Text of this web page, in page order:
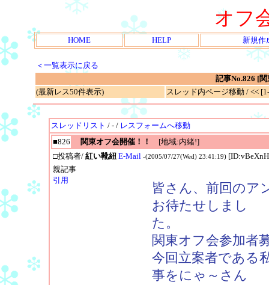
オフ
HOME HELP 新規作
＜一覧表示に戻る
記事No.826 [
(最新レス50件表示)
スレッド内ページ移動 / <<
スレッドリスト / - / レスフォームへ移動
■826
関東オフ会開催！！
[地域:内緒!]
□投稿者/ 紅い靴紐 E-Mail -(2005/07/27(Wed) 23:41:19)
親記事
引用
皆さん、前回のア
お待たせしまし
た。
関東オフ会参加者
今回立案者である
事をにゃ～さん